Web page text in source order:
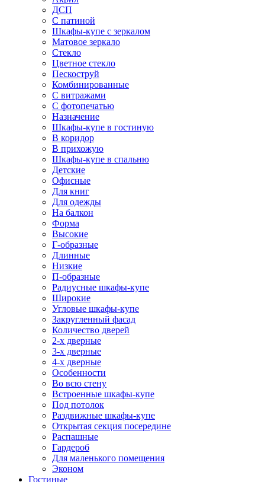
ДСП
С патиной
Шкафы-купе с зеркалом
Матовое зеркало
Стекло
Цветное стекло
Пескоструй
Комбинированные
С витражами
С фотопечатью
Назначение
Шкафы-купе в гостиную
В коридор
В прихожую
Шкафы-купе в спальню
Детские
Офисные
Для книг
Для одежды
На балкон
Форма
Высокие
Г-образные
Длинные
Низкие
П-образные
Радиусные шкафы-купе
Широкие
Угловые шкафы-купе
Закругленный фасад
Количество дверей
2-х дверные
3-х дверные
4-х дверные
Особенности
Во всю стену
Встроенные шкафы-купе
Под потолок
Раздвижные шкафы-купе
Открытая секция посередине
Распашные
Гардероб
Для маленького помещения
Эконом
Гостиные